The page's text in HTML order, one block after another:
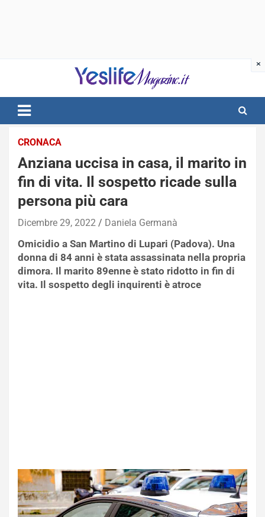
notizie di intrattenimento
CRONACA
Anziana uccisa in casa, il marito in
fin di vita. Il sospetto ricade sulla
persona più cara
Dicembre 29, 2022 Daniela Germanà
Omicidio a San Martino di Lupari (Padova). Una
donna di 84 anni è stata assassinata nella propria
dimora. Il marito 89enne è stato ridotto in fin di
vita. Il sospetto degli inquirenti è atroce